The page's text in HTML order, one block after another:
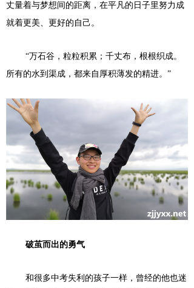
丈量着与梦想间的距离，在平凡的日子里努力成
就着更美、更好的自己。
“万石谷，粒粒积累；千丈布，根根织成。
所有的水到渠成，都来自厚积薄发的精进。”
破茧而出的勇气
和很多中考失利的孩子一样，曾经的他也迷